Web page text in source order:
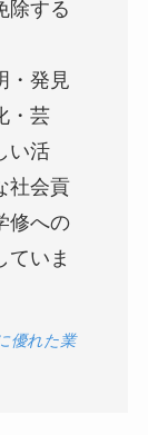
除する
・発見
・芸
い活
社会貢
修への
ていま
優れた業